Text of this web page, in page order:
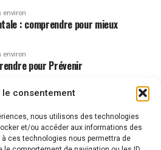
le consentement
nous utilisons des technologies
et/ou accéder aux informations des
ces technologies nous permettra de
environ
: comprendre pour mieux
environ
pour Prévenir
environ
Prévenir le Stress : Une Approche